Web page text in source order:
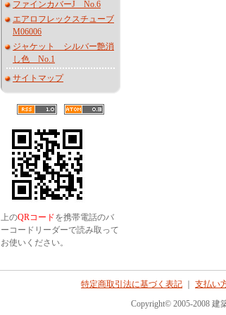
ファインカバーJ No.6
エアロフレックスチューブ
M06006
ジャケット シルバー艶消
し色 No.1
サイトマップ
上のQRコードを携帯電話のバ
ーコードリーダーで読み取って
お使いください。
特定商取引法に基づく表記 支払い
Copyright© 2005-2008 建